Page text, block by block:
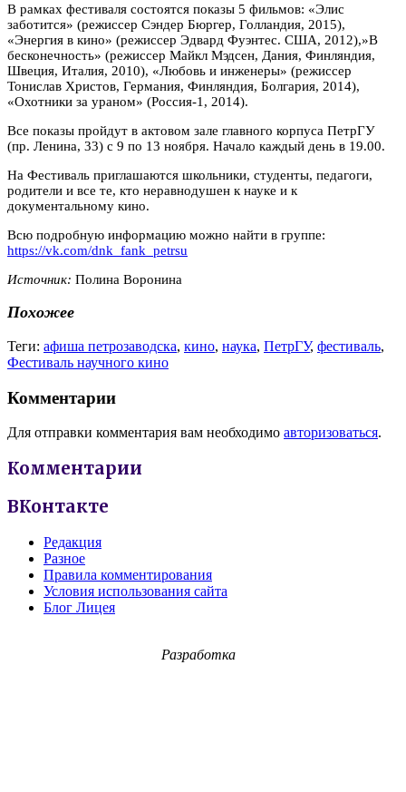
В рамках фестиваля состоятся показы 5 фильмов: «Элис
заботится» (режиссер Сэндер Бюргер, Голландия, 2015),
«Энергия в кино» (режиссер Эдвард Фуэнтес. США, 2012),»В
бесконечность» (режиссер Майкл Мэдсен, Дания, Финляндия,
Швеция, Италия, 2010), «Любовь и инженеры» (режиссер
Тонислав Христов, Германия, Финляндия, Болгария, 2014),
«Охотники за ураном» (Россия-1, 2014).
Все показы пройдут в актовом зале главного корпуса ПетрГУ
(пр. Ленина, 33) с 9 по 13 ноября. Начало каждый день в 19.00.
На Фестиваль приглашаются школьники, студенты, педагоги,
родители и все те, кто неравнодушен к науке и к
документальному кино.
Всю подробную информацию можно найти в группе:
https://vk.com/dnk_fank_petrsu
Источник: Полина Воронина
Похожее
Теги: афиша петрозаводска, кино, наука, ПетрГУ, фестиваль,
Фестиваль научного кино
Комментарии
Для отправки комментария вам необходимо авторизоваться.
Комментарии
ВКонтакте
Редакция
Разное
Правила комментирования
Условия использования сайта
Блог Лицея
Разработка